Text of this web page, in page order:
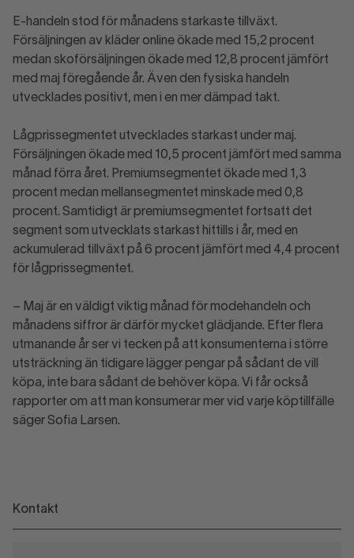
E-handeln stod för månadens starkaste tillväxt.
Försäljningen av kläder online ökade med 15,2 procent
medan skoförsäljningen ökade med 12,8 procent jämfört
med maj föregående år. Även den fysiska handeln
utvecklades positivt, men i en mer dämpad takt.
Lågprissegmentet utvecklades starkast under maj.
Försäljningen ökade med 10,5 procent jämfört med samma
månad förra året. Premiumsegmentet ökade med 1,3
procent medan mellansegmentet minskade med 0,8
procent. Samtidigt är premiumsegmentet fortsatt det
segment som utvecklats starkast hittills i år, med en
ackumulerad tillväxt på 6 procent jämfört med 4,4 procent
för lågprissegmentet.
– Maj är en väldigt viktig månad för modehandeln och
månadens siffror är därför mycket glädjande. Efter flera
utmanande år ser vi tecken på att konsumenterna i större
utsträckning än tidigare lägger pengar på sådant de vill
köpa, inte bara sådant de behöver köpa. Vi får också
rapporter om att man konsumerar mer vid varje köptillfälle
säger Sofia Larsen.
Kontakt